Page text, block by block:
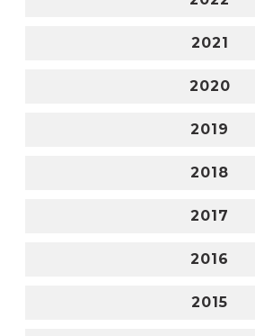
2021
2020
2019
2018
2017
2016
2015